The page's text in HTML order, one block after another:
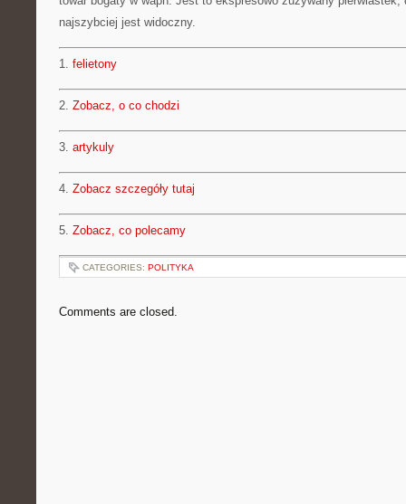
najszybciej jest widoczny.
1. felietony
2. Zobacz, o co chodzi
3. artykuly
4. Zobacz szczegóły tutaj
5. Zobacz, co polecamy
CATEGORIES: POLITYKA
Comments are closed.